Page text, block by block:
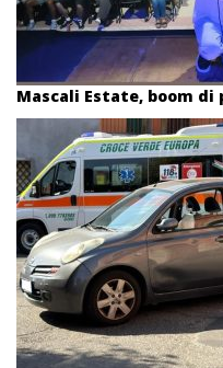
Mascali Estate, boom di